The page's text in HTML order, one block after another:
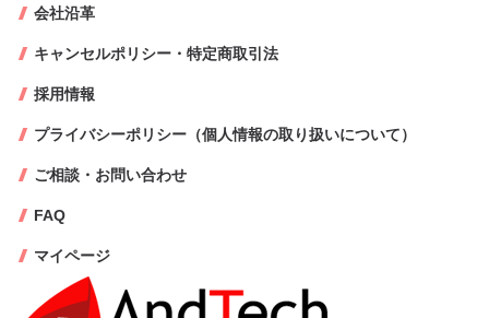
会社沿革
キャンセルポリシー・特定商取引法
採用情報
プライバシーポリシー（個人情報の取り扱いについて）
ご相談・お問い合わせ
FAQ
マイページ